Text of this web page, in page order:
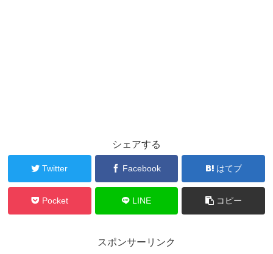
シェアする
Twitter Facebook はてブ
Pocket LINE コピー
スポンサーリンク